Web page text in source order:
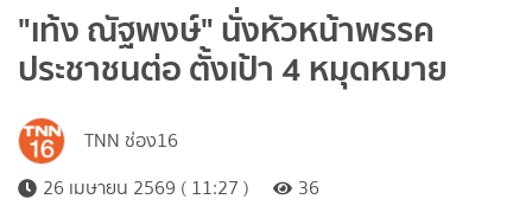
"เท้ง ณัฐพงษ์" นั่งหัวหน้าพรรค
ประชาชนต่อ ตั้งเป้า 4 หมุดหมาย
TNN ช่อง16
26 เมษายน 2569 ( 11:27 )
36